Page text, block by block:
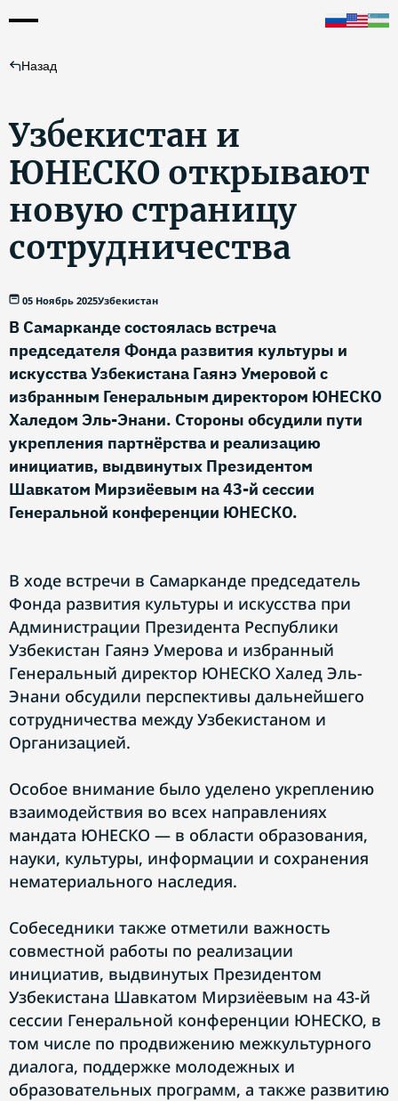
Назад
Узбекистан и
ЮНЕСКО открывают
новую страницу
сотрудничества
05 Ноябрь 2025Узбекистан
В Самарканде состоялась встреча
председателя Фонда развития культуры и
искусства Узбекистана Гаянэ Умеровой с
избранным Генеральным директором ЮНЕСКО
Халедом Эль-Энани. Стороны обсудили пути
укрепления партнёрства и реализацию
инициатив, выдвинутых Президентом
Шавкатом Мирзиёевым на 43-й сессии
Генеральной конференции ЮНЕСКО.
В ходе встречи в Самарканде председатель
Фонда развития культуры и искусства при
Администрации Президента Республики
Узбекистан Гаянэ Умерова и избранный
Генеральный директор ЮНЕСКО Халед Эль-
Энани обсудили перспективы дальнейшего
сотрудничества между Узбекистаном и
Организацией.
Особое внимание было уделено укреплению
взаимодействия во всех направлениях
мандата ЮНЕСКО — в области образования,
науки, культуры, информации и сохранения
нематериального наследия.
Собеседники также отметили важность
совместной работы по реализации
инициатив, выдвинутых Президентом
Узбекистана Шавкатом Мирзиёевым на 43-й
сессии Генеральной конференции ЮНЕСКО, в
том числе по продвижению межкультурного
диалога, поддержке молодежных и
образовательных программ, а также развитию